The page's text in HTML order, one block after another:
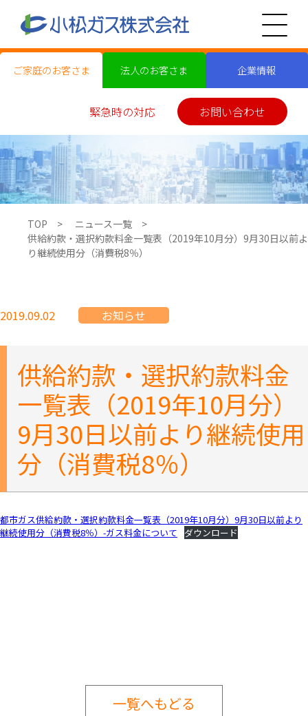
ご家庭のお客さま 法人のお客さま 企業情報
緊急時の対応 お問い合わせ
TOP
ニュース一覧
供給約款・選択約款料金一覧表（2019年10月分）9月30日以前よ
り継続使用分（消費税8％）
2019.09.02 お知らせ
供給約款・選択約款料金
一覧表（2019年10月分）
9月30日以前より継続使用
分（消費税8％）
都市ガス供給約款・選択約款料金一覧表（2019年10月分）9月30日以前より
継続使用分（消費税8％）-ガス料金について
ダウンロード
一覧へもどる